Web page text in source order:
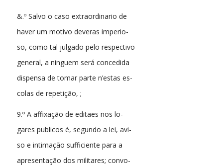
&.º Salvo o caso extraordinario de
haver um motivo deveras imperio-
so, como tal julgado pelo respectivo
general, a ninguem será concedida
dispensa de tomar parte n’estas es-
colas de repetição, ;
9.º A affixação de editaes nos lo-
gares publicos é, segundo a lei, avi-
so e intimação sufficiente para a
apresentação dos militares; convo-